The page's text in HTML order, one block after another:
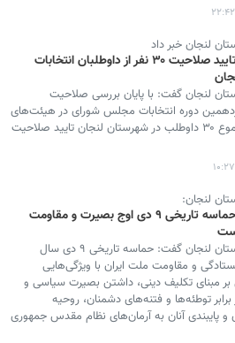
لنجان خبر داد
تایید صلاحیت ۳۰ نفر از داوطلبان انتخابات
لنجان گفت: با پایان بررسی صلاحیت
دوره انتخابات مجلس شورای در هیئت‌های
نظارت در مجموع ۳۰ داوطلب در شهرستان لنجان تایید صلاحیت
لنجان:
حماسه تاریخی ۹ دی اوج بصیرت و مقاومت
فرماندار شهرستان لنجان گفت: حماسه تاریخی ۹ دی سال
ایستادگی و مقاومت ملت ایران با ویژگی‌هایی
مبنای تکلیف دینی، داشتن بصیرت سیاسی و
توطئه‌ها و فتنه‌های دشمنان، روحیه
و پایبندی آنان به آرمان‌های نظام مقدس جمهوری